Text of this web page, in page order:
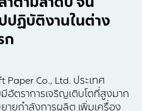
ปฏิบัติงานในต่าง
ก
Paper Co., Ltd. ประเทศ
อัตราการเจริญเติบโตที่สูงมาก
ายกำลังการผลิต เพิ่มเครื่อง